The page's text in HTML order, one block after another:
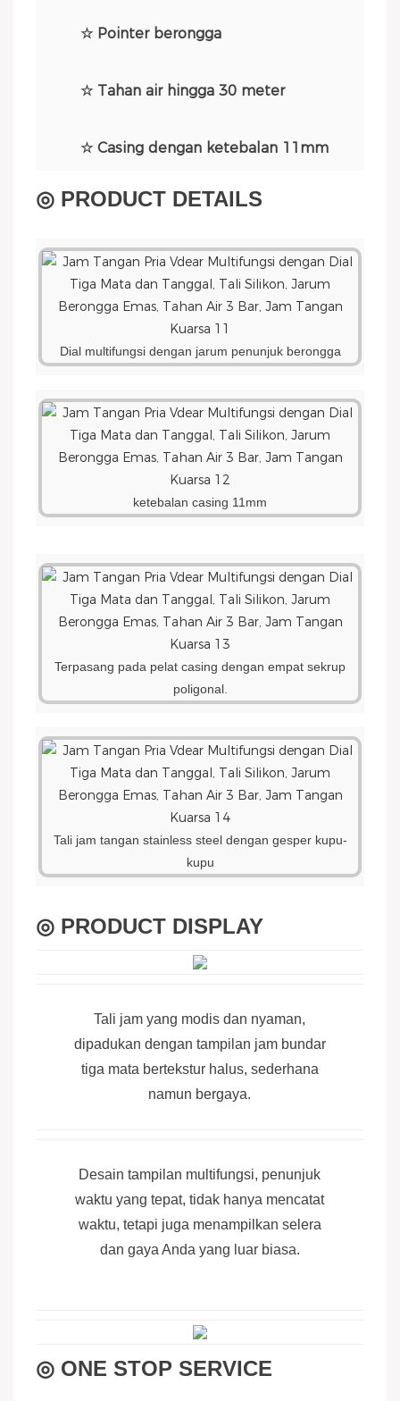
☆ Pointer berongga
☆ Tahan air hingga 30 meter
☆ Casing dengan ketebalan 11mm
◎ PRODUCT DETAILS
Dial multifungsi dengan jarum penunjuk berongga
ketebalan casing 11mm
Terpasang pada pelat casing dengan empat sekrup
poligonal.
Tali jam tangan stainless steel dengan gesper kupu-
kupu
◎ PRODUCT DISPLAY
Tali jam yang modis dan nyaman,
dipadukan dengan tampilan jam bundar
tiga mata bertekstur halus, sederhana
namun bergaya.
Desain tampilan multifungsi, penunjuk
waktu yang tepat, tidak hanya mencatat
waktu, tetapi juga menampilkan selera
dan gaya Anda yang luar biasa.
◎ ONE STOP SERVICE